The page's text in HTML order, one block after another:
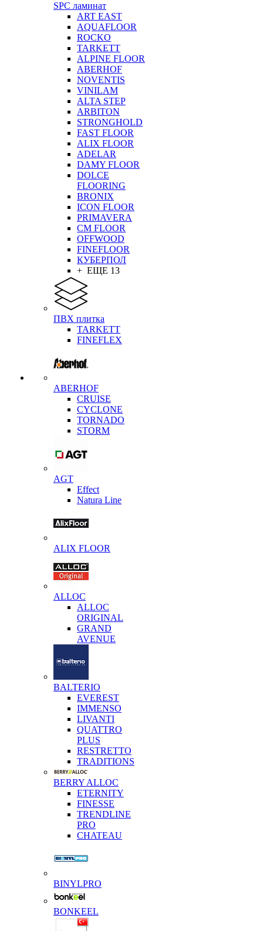
SPC ламинат
ART EAST
AQUAFLOOR
ROCKO
TARKETT
ALPINE FLOOR
ABERHOF
NOVENTIS
VINILAM
ALTA STEP
ARBITON
STRONGHOLD
FAST FLOOR
ALIX FLOOR
ADELAR
DAMY FLOOR
DOLCE
FLOORING
BRONIX
ICON FLOOR
PRIMAVERA
CM FLOOR
OFFWOOD
FINEFLOOR
КУБЕРПОЛ
+ ЕЩЕ 13
ПВХ плитка
TARKETT
FINEFLEX
ABERHOF
CRUISE
CYCLONE
TORNADO
STORM
AGT
Effect
Natura Line
ALIX FLOOR
ALLOC
ALLOC
ORIGINAL
GRAND
AVENUE
BALTERIO
EVEREST
IMMENSO
LIVANTI
QUATTRO
PLUS
RESTRETTO
TRADITIONS
BERRY ALLOC
ETERNITY
FINESSE
TRENDLINE
PRO
CHATEAU
BINYLPRO
BONKEEL